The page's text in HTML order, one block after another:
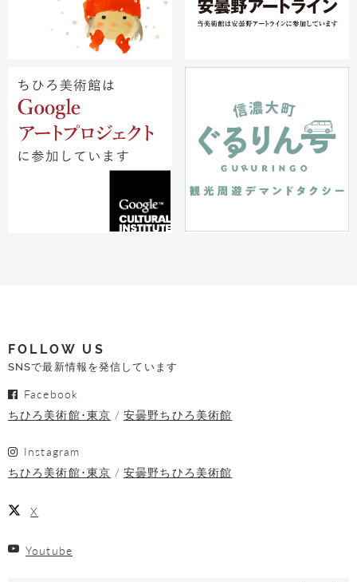
FOLLOW US
SNSで最新情報を発信しています
Facebook
ちひろ美術館･東京
安曇野ちひろ美術館
Instagram
ちひろ美術館･東京
安曇野ちひろ美術館
X
Youtube